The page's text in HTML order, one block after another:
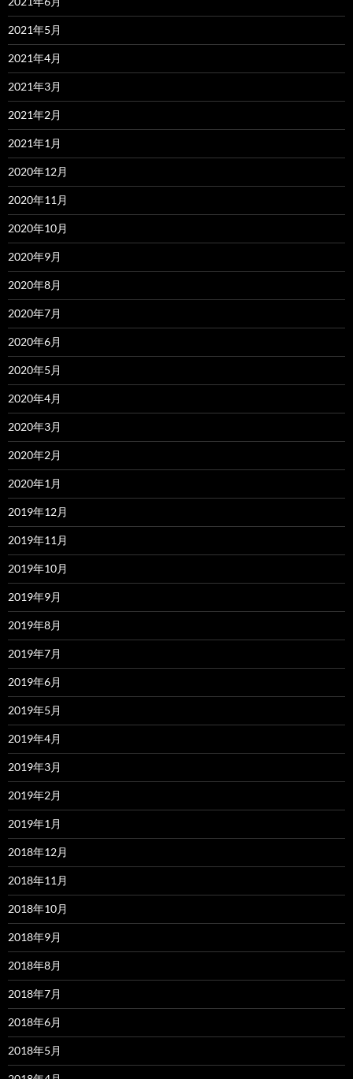
2021年5月
2021年4月
2021年3月
2021年2月
2021年1月
2020年12月
2020年11月
2020年10月
2020年9月
2020年8月
2020年7月
2020年6月
2020年5月
2020年4月
2020年3月
2020年2月
2020年1月
2019年12月
2019年11月
2019年10月
2019年9月
2019年8月
2019年7月
2019年6月
2019年5月
2019年4月
2019年3月
2019年2月
2019年1月
2018年12月
2018年11月
2018年10月
2018年9月
2018年8月
2018年7月
2018年6月
2018年5月